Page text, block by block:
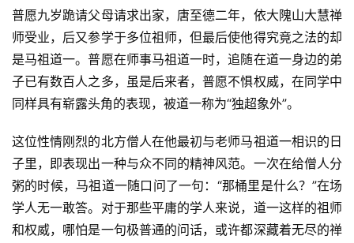
普愿九岁跪请父母请求出家，唐至德二年，依大隗山大慧禅
师受业，后又参学于多位祖师，但最后使他得究竟之法的却
是马祖道一。普愿在师事马祖道一时，追随在道一身边的弟
子已有数百人之多，虽是后来者，普愿不惧权威，在同学中
同样具有崭露头角的表现，被道一称为“独超象外”。
这位性情刚烈的北方僧人在他最初与老师马祖道一相识的日
子里，即表现出一种与众不同的精神风范。一次在给僧人分
粥的时候，马祖道一随口问了一句：“那桶里是什么？”在场
学人无一敢答。对于那些平庸的学人来说，道一这样的祖师
和权威，哪怕是一句极普通的问话，或许都深藏着无尽的禅